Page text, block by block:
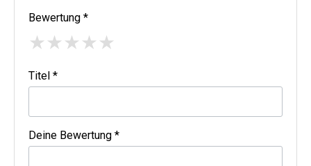
Bewertung *
★★★★★
Titel *
Deine Bewertung *